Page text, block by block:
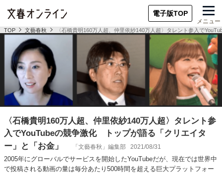
電子版TOP
メニュー
TOP 文藝春秋 〈石橋貴明160万人超、仲里依紗140万人超〉タレント参入で
〈石橋貴明160万人超、仲里依紗140万人超〉タレント参
入でYouTubeの競争激化 トップが語る「クリエイタ
ー」と「お金」
「文藝春秋」編集部 2021/08/31
2005年にグローバルでサービスを開始したYouTubeだが、現在では世界中
で投稿される動画の量は毎分あたり500時間を超える巨大プラットフォー